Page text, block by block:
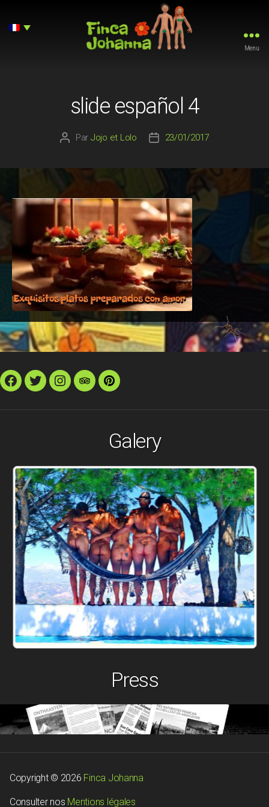
Menu
slide español 4
Auteur
Par Jojo et Lolo
Date23/01/2017
Facebook
TwitterInstagramTripAdvisor
Pinterest
Galery
Press
Copyright © 2026 Finca Johanna
Consulter nos Mentions légales